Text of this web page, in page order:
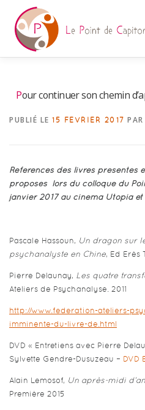
contenu
Pour continuer son chemin
PUBLIÉ LE 15 FÉVRIER 2017 PAR
Références des livres présentés
proposés lors du colloque du
janvier 2017 au cinéma Utopia et
Pascale Hassoun, Un dragon sur
psychanalyste en Chine, Ed Erès
Pierre Delaunay, Les quatre
Ateliers de Psychanalyse. 2011
http://www.federation-ateliers-
imminente-du-livre-de.html
DVD « Entretiens avec Pierre
Sylvette Gendre-Dusuzeau – DVD
Alain Lemosof, Un après-midi
Première 2015